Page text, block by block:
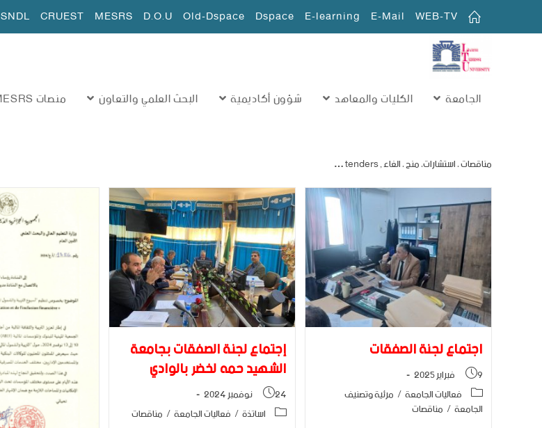
WEB-TV
E-Mail
E-learning
Dspace
Old-Dspace
D.O.U
MESRS
CRUEST
SNDL
الجامعة الكليات والمعاهد شؤون أكاديمية البحث العلمي والتعاون منصات MESRS
مناقصات ، استشارات، منح ، الغاء , tenders …
اجتماع لجنة الصفقات
9 فبراير 2025
فعاليات الجامعة/ مرئية وتصنيف
الجامعة/ مناقصات
إجتماع لجنة الصفقات بجامعة
الشهيد حمه لخضر بالوادي
24 نوفمبر 2024
اساتذة/ فعاليات الجامعة/ مناقصات